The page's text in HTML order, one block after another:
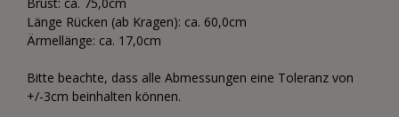
Länge Rücken (ab Kragen): ca. 60,0cm
Ärmellänge: ca. 17,0cm
Bitte beachte, dass alle Abmessungen eine Toleranz von
+/-3cm beinhalten können.